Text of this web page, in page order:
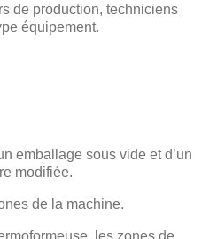
de production, techniciens
équipement.
emballage sous vide et d’un
modifiée.
de la machine.
les zones de